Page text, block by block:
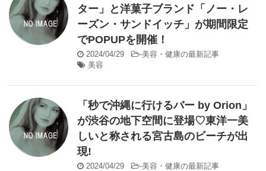
ター」と洋菓子ブランド「ノー・レ
ーズン・サンドイッチ」が期間限定
でPOPUPを開催！
2024/04/29 -美容・健康の最新記事
美容
「秒で沖縄に行けるバー by Orion」
が渋谷の地下空間に登場♡東洋一美
しいと称される宮古島のビーチが出
現!
2024/04/29 -美容・健康の最新記事